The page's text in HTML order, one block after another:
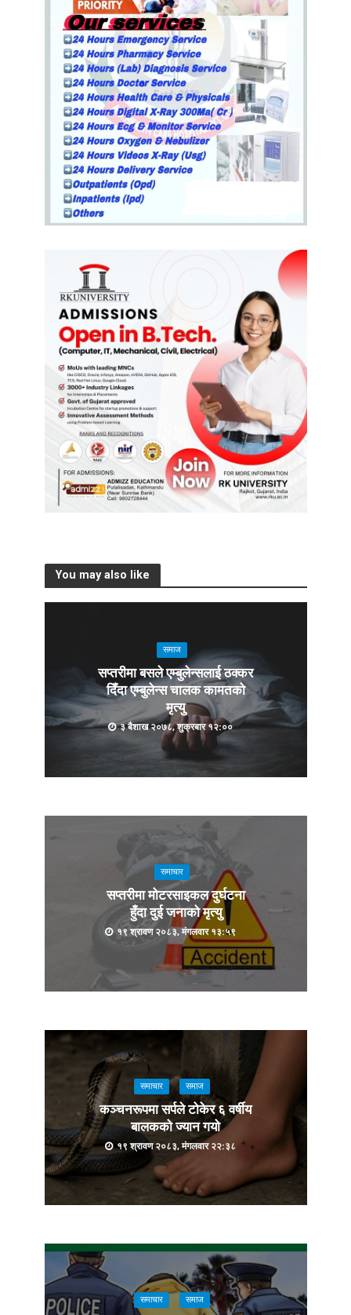
You may also like
समाज
सप्तरीमा बसले एम्बुलेन्सलाई ठक्कर
दिँदा एम्बुलेन्स चालक कामतको
मृत्यु
३ बैशाख २०७८, शुक्रबार १२:००
समाचार
सप्तरीमा मोटरसाइकल दुर्घटना
हुँदा दुई जनाको मृत्यु
१९ श्रावण २०८३, मंगलवार १३:५९
समाचार समाज
कञ्चनरूपमा सर्पले टोकेर ६ वर्षीय
बालकको ज्यान गयो
१९ श्रावण २०८३, मंगलवार २२:३८
समाचार समाज